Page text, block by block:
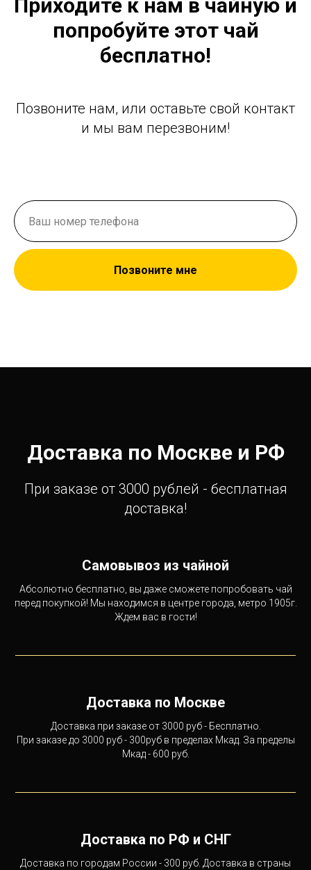
Приходите к нам в чайную и
попробуйте этот чай
бесплатно!
Позвоните нам, или оставьте свой контакт
и мы вам перезвоним!
Позвоните мне
Доставка по Москве и РФ
При заказе от 3000 рублей - бесплатная
доставка!
Самовывоз из чайной
Абсолютно бесплатно, вы даже сможете попробовать чай
перед покупкой! Мы находимся в центре города, метро 1905г.
Ждем вас в гости!
Доставка по Москве
Доставка при заказе от 3000 руб - Бесплатно.
При заказе до 3000 руб - 300руб в пределах Мкад. За пределы
Мкад - 600 руб.
Доставка по РФ и СНГ
Доставка по городам России - 300 руб. Доставка в страны